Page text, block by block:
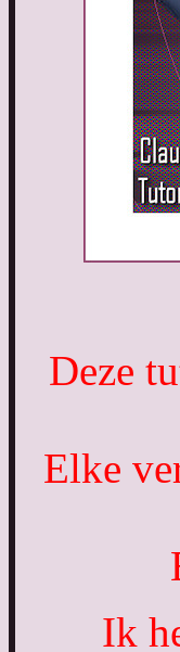
Deze
Elke
Ik